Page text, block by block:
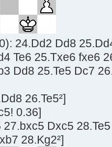
24.Dd2 Dd8
Te6 25.Txe6 fxe6
Dd8 25.Te5 Dc7
26.Te5²]
0.36]
27.bxc5 Dxc5
28.Kg2²]